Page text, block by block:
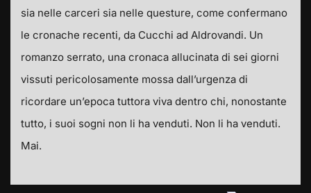
sia nelle carceri sia nelle questure, come confermano
le cronache recenti, da Cucchi ad Aldrovandi. Un
romanzo serrato, una cronaca allucinata di sei giorni
vissuti pericolosamente mossa dall’urgenza di
ricordare un’epoca tuttora viva dentro chi, nonostante
tutto, i suoi sogni non li ha venduti. Non li ha venduti.
Mai.